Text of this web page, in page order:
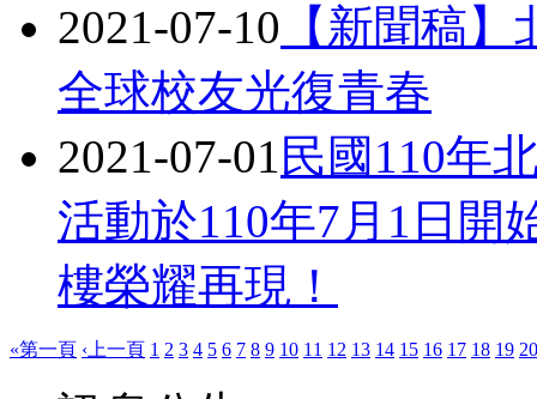
2021-07-10 【新聞稿
全球校友光復青春
2021-07-01 民國110年
活動於110年7月1日開
樓榮耀再現！
«第一頁 ‹上一頁 1 2 3 4 5 6 7 8 9 10 11 12 13 14 15 16 17 18 19 20